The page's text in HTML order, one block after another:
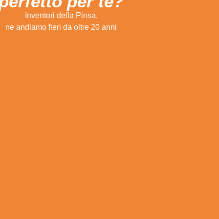
Inventori della Pinsa,
ne andiamo fieri da oltre 20 anni